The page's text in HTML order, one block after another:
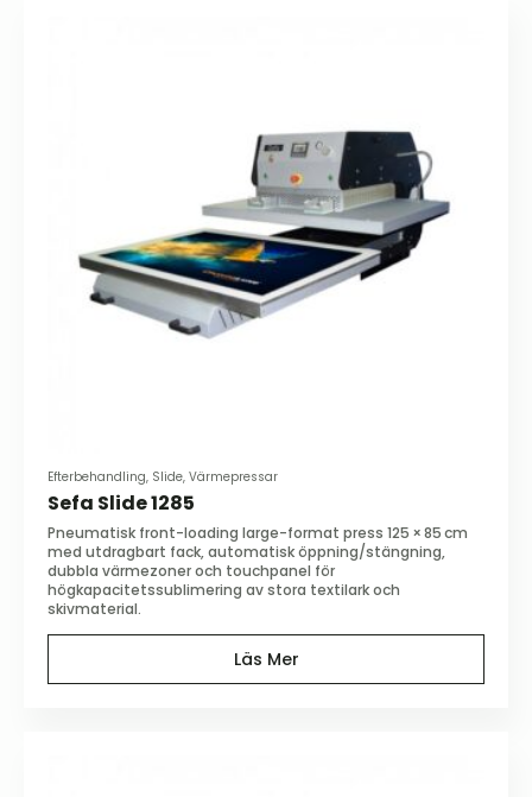
Efterbehandling, Slide, Värmepressar
Sefa Slide 1285
Pneumatisk front-loading large-format press 125 × 85 cm
med utdragbart fack, automatisk öppning/stängning,
dubbla värmezoner och touchpanel för
högkapacitetssublimering av stora textilark och
skivmaterial.
Läs Mer